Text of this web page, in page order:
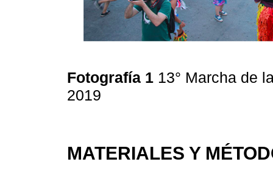
Fotografía 1 13° Marcha de
2019
MATERIALES Y